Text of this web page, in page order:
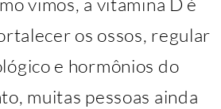
os ossos, regular
e hormônios do
muitas pessoas ainda